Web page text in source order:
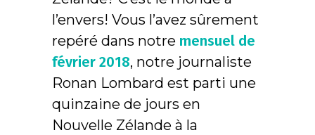
l’envers! Vous l’avez sûrement
repéré dans notre mensuel de
février 2018, notre journaliste
Ronan Lombard est parti une
quinzaine de jours en
Nouvelle Zélande à la